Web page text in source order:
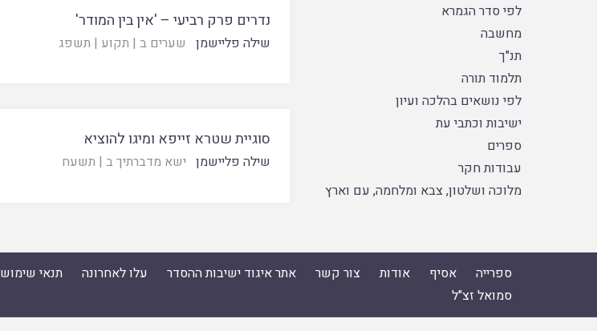
לפי סדר הגמרא
מחשבה
תנ"ך
תלמוד תורה
לפי נושאים בהלכה ועיון
ישיבות וכתבי עת
ספרים
עבודות חקר
מלוכה ושלטון, צבא ומלחמה, עם וארץ
נדרים פרק רביעי – 'אין בין המודר'
שילה פליישמן שערים ב | תקוע | תשפג
סוגיית שטרא זייפא ומיגו להוציא
שילה פליישמן ישא מדברתיך ב | תשעח
ספרייה אסיף אודות צור קשר אתר איגוד ישיבות ההסדר עלו לאחרונה תנאי שימוש
סמואל זצ"ל